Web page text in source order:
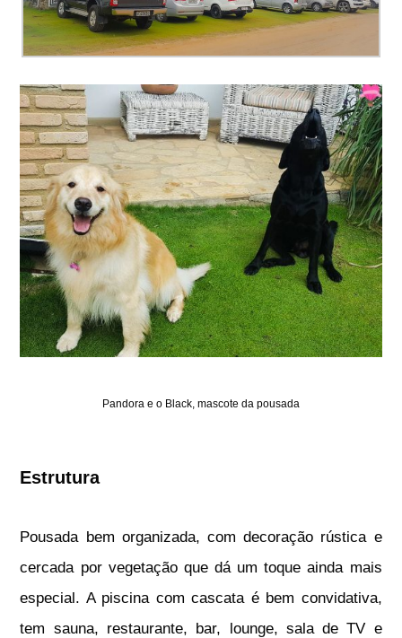
Pandora e o Black, mascote da pousada
Estrutura
Pousada bem organizada, com decoração rústica e
cercada por vegetação que dá um toque ainda mais
especial. A piscina com cascata é bem convidativa,
tem sauna, restaurante, bar, lounge, sala de TV e